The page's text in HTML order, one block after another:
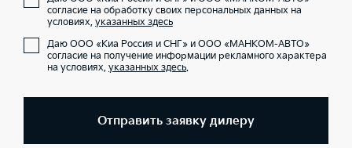
согласие на обработку своих персональных данных на
условиях, указанных здесь
Даю ООО «Киа Россия и СНГ» и ООО «МАНКОМ-АВТО»
согласие на получение информации рекламного характера
на условиях, указанных здесь.
Отправить заявку дилеру